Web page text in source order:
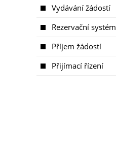
Vydávání žádostí
Rezervační systém
Příjem žádostí
Přijímací řízení